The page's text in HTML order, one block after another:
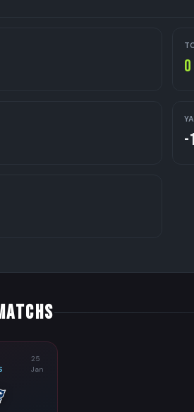
0
-1
25
Jan